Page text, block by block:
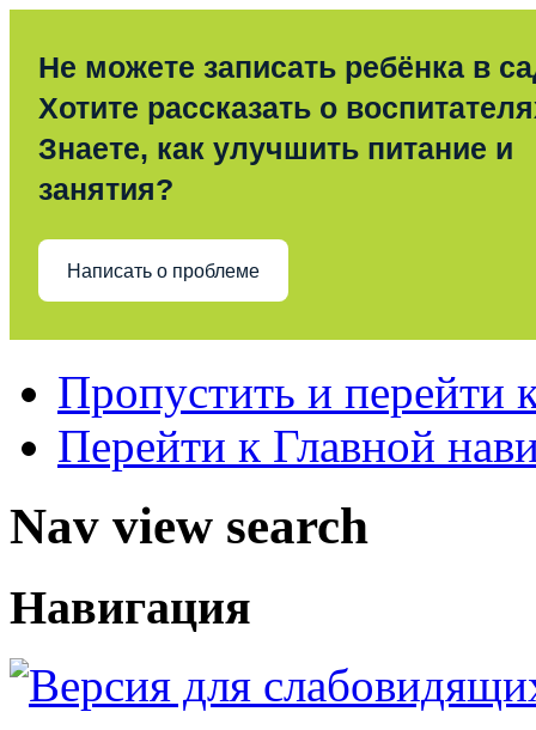
Не можете записать ребёнка в
Хотите рассказать о
Знаете, как улучшить питание и
занятия?
Написать о проблеме
Пропустить и перейти
Перейти к Главной
Nav view search
Навигация